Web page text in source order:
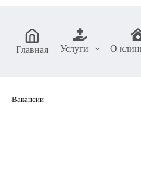
Главная Услуги О
Вакансии